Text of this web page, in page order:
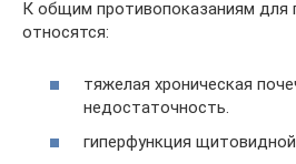
К общим противопоказаниям для
относятся:
тяжелая хроническая
недостаточность.
гиперфункция